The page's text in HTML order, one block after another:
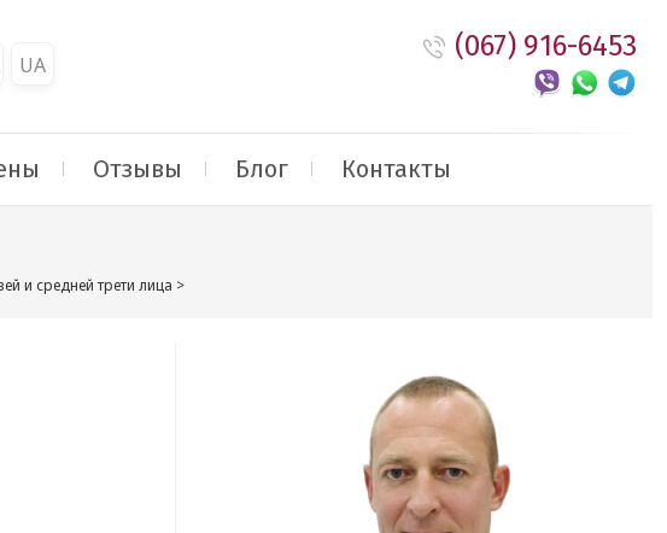
UA
(067) 916-6453
Отзывы Блог Контакты
и средней трети лица >